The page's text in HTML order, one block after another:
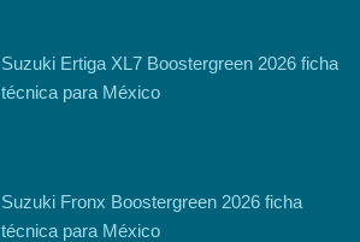
Suzuki Ertiga XL7 Boostergreen 2026 ficha
técnica para México
Suzuki Fronx Boostergreen 2026 ficha
técnica para México